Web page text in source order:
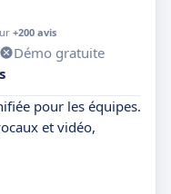
+200 avis
Démo gratuite
pour les équipes.
et vidéo,